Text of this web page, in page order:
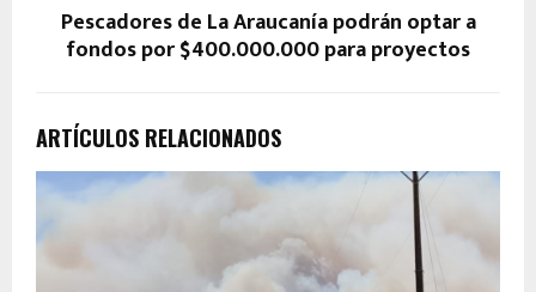
Pescadores de La Araucanía podrán optar a
fondos por $400.000.000 para proyectos
ARTÍCULOS RELACIONADOS